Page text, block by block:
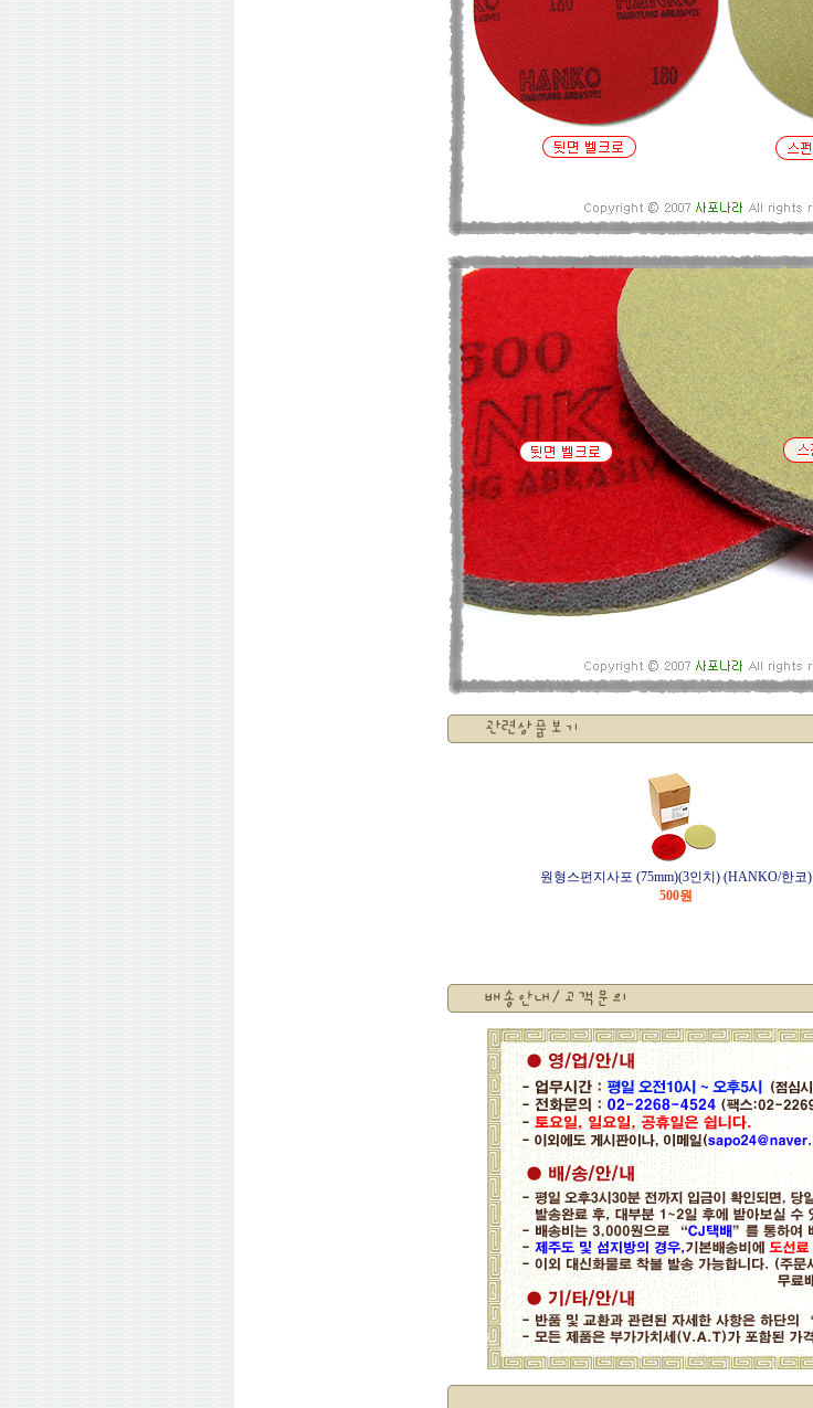
원형스펀지사포 (75mm)(3인치) (HANKO/한코)
500원